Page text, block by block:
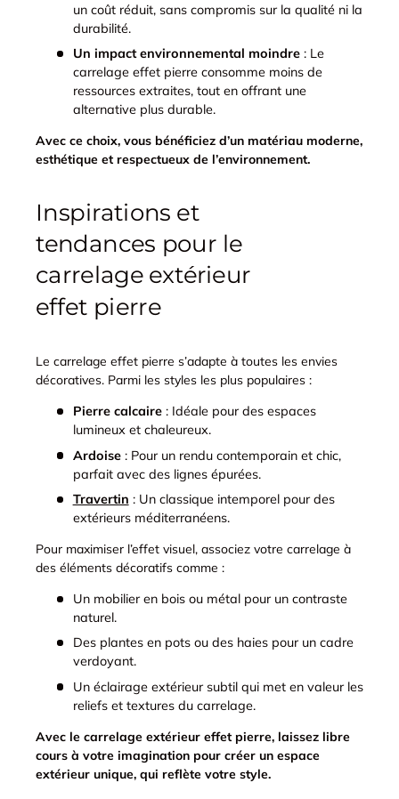
un coût réduit, sans compromis sur la qualité ni la
durabilité.
Un impact environnemental moindre: Le
carrelage effet pierre consomme moins de
ressources extraites, tout en offrant une
alternative plus durable.
Avec ce choix, vous bénéficiez d’un matériau moderne,
esthétique et respectueux de l’environnement.
Inspirations et
tendances pour le
carrelage extérieur
effet pierre
Le carrelage effet pierre s’adapte à toutes les envies
décoratives. Parmi les styles les plus populaires :
Pierre calcaire: Idéale pour des espaces
lumineux et chaleureux.
Ardoise: Pour un rendu contemporain et chic,
parfait avec des lignes épurées.
Travertin : Un classique intemporel pour des
extérieurs méditerranéens.
Pour maximiser l’effet visuel, associez votre carrelage à
des éléments décoratifs comme :
Un mobilier en bois ou métal pour un contraste
naturel.
Des plantes en pots ou des haies pour un cadre
verdoyant.
Un éclairage extérieur subtil qui met en valeur les
reliefs et textures du carrelage.
Avec le carrelage extérieur effet pierre, laissez libre
cours à votre imagination pour créer un espace
extérieur unique, qui reflète votre style.